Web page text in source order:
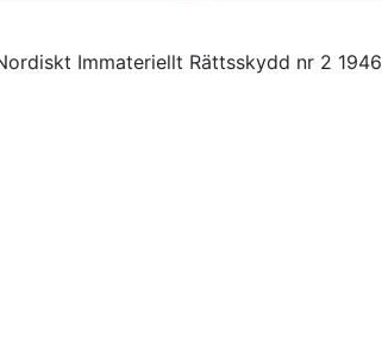
Immateriellt Rättsskydd nr 2 1946